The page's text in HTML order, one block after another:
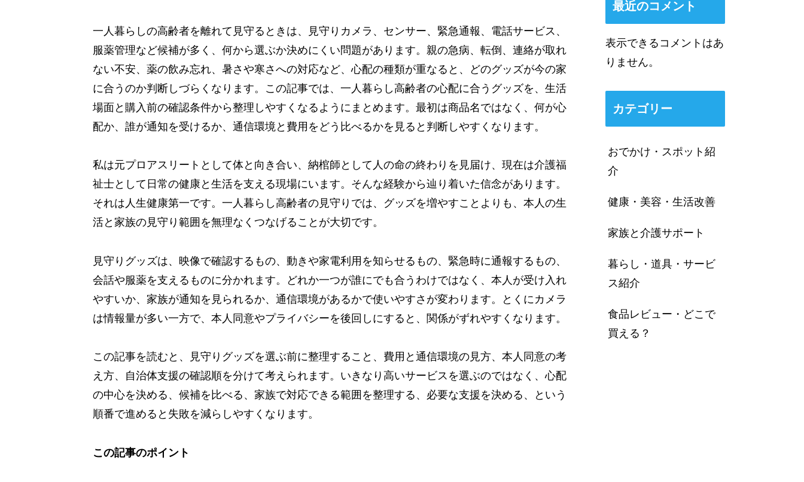
一人暮らしの高齢者を離れて見守るときは、見守りカメラ、センサー、緊急通報、電話サービス、
服薬管理など候補が多く、何から選ぶか決めにくい問題があります。親の急病、転倒、連絡が取れ
ない不安、薬の飲み忘れ、暑さや寒さへの対応など、心配の種類が重なると、どのグッズが今の家
に合うのか判断しづらくなります。この記事では、一人暮らし高齢者の心配に合うグッズを、生活
場面と購入前の確認条件から整理しやすくなるようにまとめます。最初は商品名ではなく、何が心
配か、誰が通知を受けるか、通信環境と費用をどう比べるかを見ると判断しやすくなります。
私は元プロアスリートとして体と向き合い、納棺師として人の命の終わりを見届け、現在は介護福
祉士として日常の健康と生活を支える現場にいます。そんな経験から辿り着いた信念があります。
それは人生健康第一です。一人暮らし高齢者の見守りでは、グッズを増やすことよりも、本人の生
活と家族の見守り範囲を無理なくつなげることが大切です。
見守りグッズは、映像で確認するもの、動きや家電利用を知らせるもの、緊急時に通報するもの、
会話や服薬を支えるものに分かれます。どれか一つが誰にでも合うわけではなく、本人が受け入れ
やすいか、家族が通知を見られるか、通信環境があるかで使いやすさが変わります。とくにカメラ
は情報量が多い一方で、本人同意やプライバシーを後回しにすると、関係がずれやすくなります。
この記事を読むと、見守りグッズを選ぶ前に整理すること、費用と通信環境の見方、本人同意の考
え方、自治体支援の確認順を分けて考えられます。いきなり高いサービスを選ぶのではなく、心配
の中心を決める、候補を比べる、家族で対応できる範囲を整理する、必要な支援を決める、という
順番で進めると失敗を減らしやすくなります。
この記事のポイント
最近のコメント
表示できるコメントはあ
りません。
カテゴリー
おでかけ・スポット紹
介
健康・美容・生活改善
家族と介護サポート
暮らし・道具・サービ
ス紹介
食品レビュー・どこで
買える？